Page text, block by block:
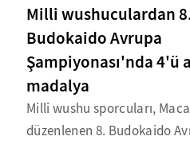
Milli wushuculardan
Budokaido Avrupa
Şampiyonası'nda 4'ü
madalya
Milli wushu sporcuları,
düzenlenen 8. Budokaido